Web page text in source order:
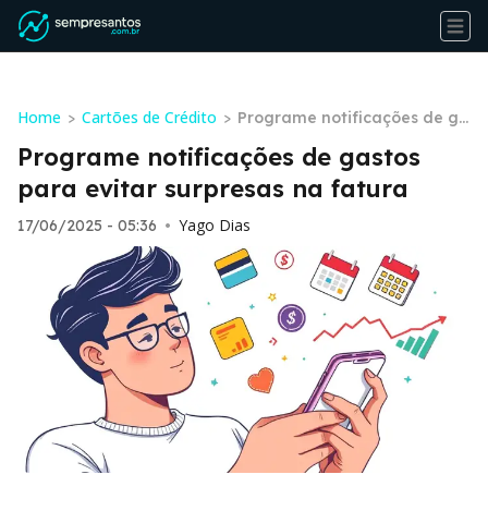
Home > Cartões de Crédito > Programe notificações de ga
stos para evitar surpresas na
fatura
Programe notificações de gastos
para evitar surpresas na fatura
17/06/2025 - 05:36 • Yago Dias